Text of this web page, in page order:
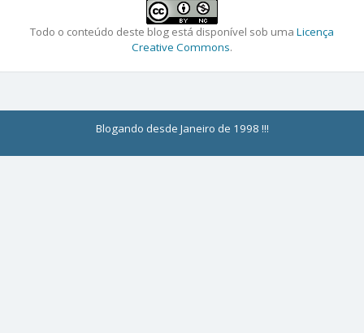
Todo o conteúdo deste blog está disponível sob uma Licença
Creative Commons.
Blogando desde Janeiro de 1998 !!!